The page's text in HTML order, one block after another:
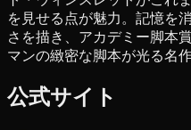
を見せる点が魅力。記憶を
さを描き、アカデミー脚本
マンの緻密な脚本が光る名作
公式サイト